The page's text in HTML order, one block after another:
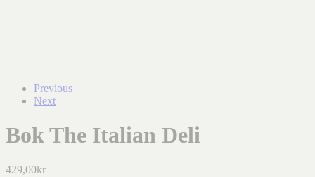
Previous
Next
Bok The Italian Deli
429,00kr